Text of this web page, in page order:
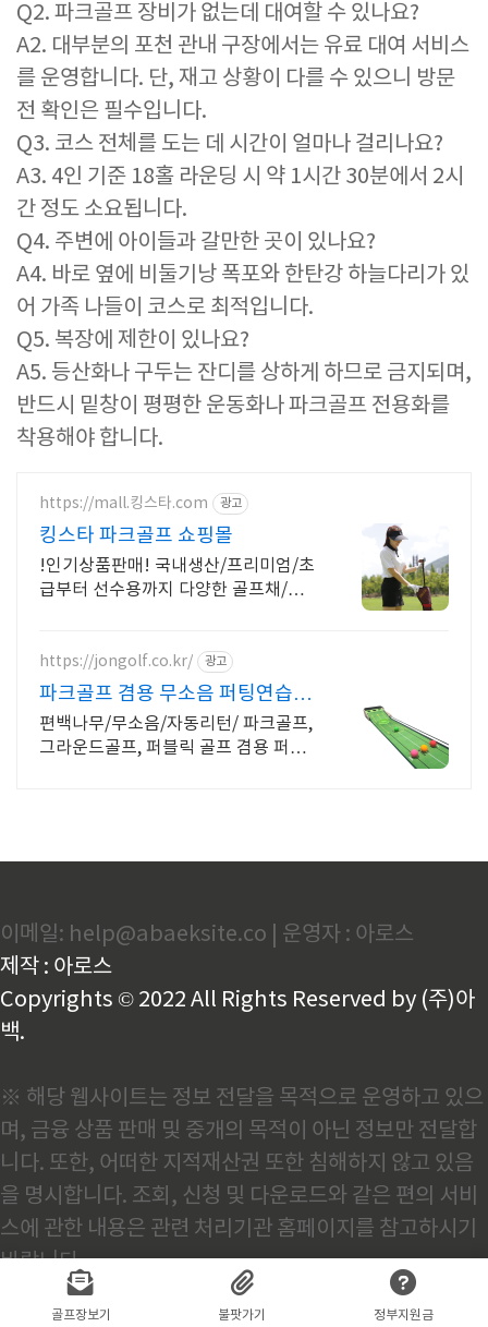
골프장보기 불팟가기 정부지원금
Q2. 파크골프 장비가 없는데 대여할 수 있나요?
A2. 대부분의 포천 관내 구장에서는 유료 대여 서비스
를 운영합니다. 단, 재고 상황이 다를 수 있으니 방문
전 확인은 필수입니다.
Q3. 코스 전체를 도는 데 시간이 얼마나 걸리나요?
A3. 4인 기준 18홀 라운딩 시 약 1시간 30분에서 2시
간 정도 소요됩니다.
Q4. 주변에 아이들과 갈만한 곳이 있나요?
A4. 바로 옆에 비둘기낭 폭포와 한탄강 하늘다리가 있
어 가족 나들이 코스로 최적입니다.
Q5. 복장에 제한이 있나요?
A5. 등산화나 구두는 잔디를 상하게 하므로 금지되며,
반드시 밑창이 평평한 운동화나 파크골프 전용화를
착용해야 합니다.
https://mall.킹스타.com 광고
킹스타 파크골프 쇼핑몰
!인기상품판매! 국내생산/프리미엄/초
급부터 선수용까지 다양한 골프채/무
https://jongolf.co.kr/ 광고
파크골프 겸용 무소음 퍼팅연습기,
최고급퍼팅매트
편백나무/무소음/자동리턴/ 파크골프,
그라운드골프, 퍼블릭 골프 겸용 퍼팅
이메일: help@abaeksite.co | 운영자 : 아로스
제작 : 아로스
Copyrights © 2022 All Rights Reserved by (주)아
백.
※ 해당 웹사이트는 정보 전달을 목적으로 운영하고 있으
며, 금융 상품 판매 및 중개의 목적이 아닌 정보만 전달합
니다. 또한, 어떠한 지적재산권 또한 침해하지 않고 있음
을 명시합니다. 조회, 신청 및 다운로드와 같은 편의 서비
스에 관한 내용은 관련 처리기관 홈페이지를 참고하시기
바랍니다.